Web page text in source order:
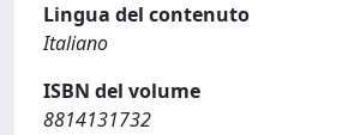
Lingua del contenuto
Italiano
ISBN del volume
8814131732